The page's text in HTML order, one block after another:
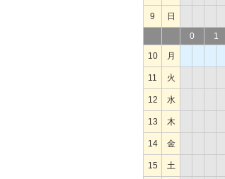
9 日
0
1
10
月
11 火
12 水
13 木
14 金
15 土